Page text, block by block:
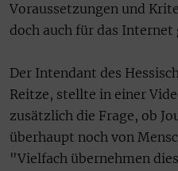
Voraussetzungen und
doch auch für das
Der Intendant des
Reitze, stellte in einer
zusätzlich die Frage, ob
überhaupt noch von
"Vielfach übernehmen